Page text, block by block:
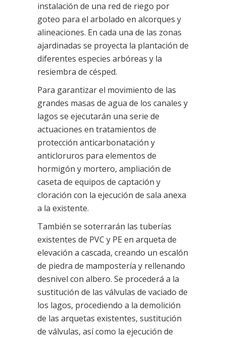
instalación de una red de riego por
goteo para el arbolado en alcorques y
alineaciones. En cada una de las zonas
ajardinadas se proyecta la plantación de
diferentes especies arbóreas y la
resiembra de césped.
Para garantizar el movimiento de las
grandes masas de agua de los canales y
lagos se ejecutarán una serie de
actuaciones en tratamientos de
protección anticarbonatación y
anticloruros para elementos de
hormigón y mortero, ampliación de
caseta de equipos de captación y
cloración con la ejecución de sala anexa
a la existente.
También se soterrarán las tuberías
existentes de PVC y PE en arqueta de
elevación a cascada, creando un escalón
de piedra de mampostería y rellenando
desnivel con albero. Se procederá a la
sustitución de las válvulas de vaciado de
los lagos, procediendo a la demolición
de las arquetas existentes, sustitución
de válvulas, así como la ejecución de